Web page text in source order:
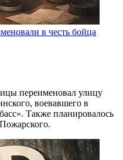
в честь бойца
переименовал улицу
воевавшего в
Также планировалось